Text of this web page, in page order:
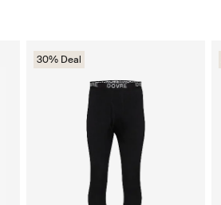
30% Deal